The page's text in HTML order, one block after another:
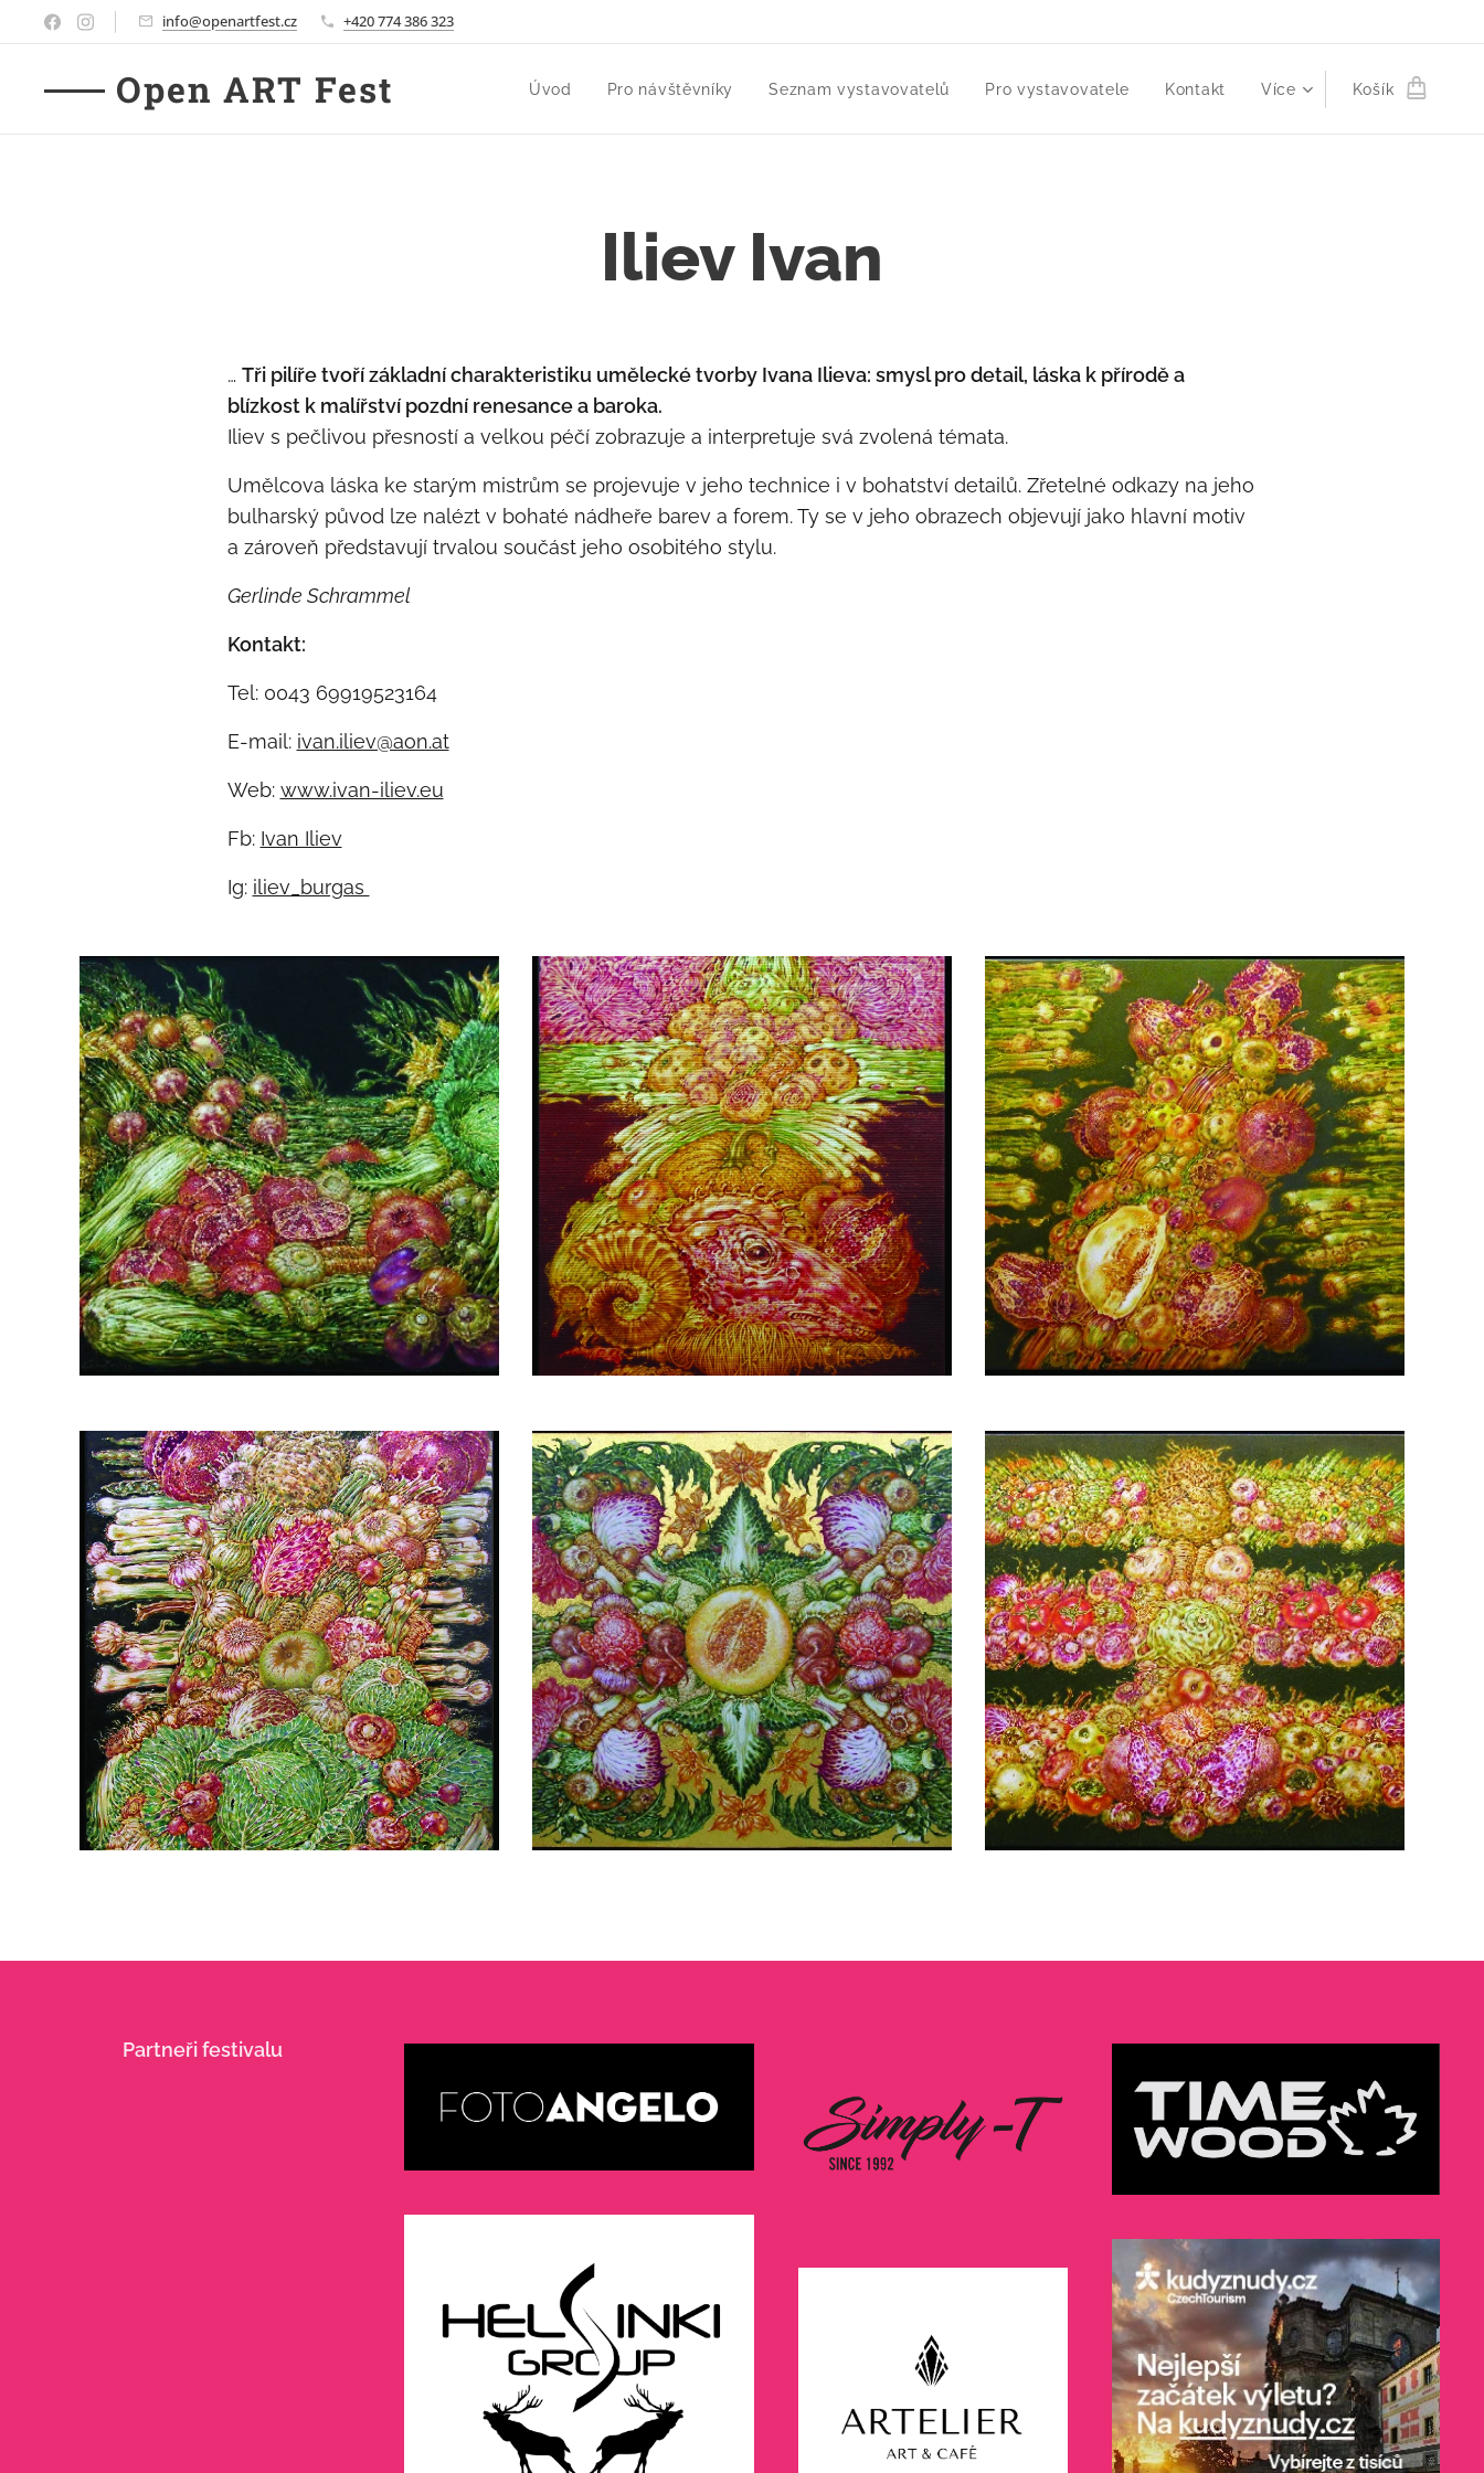
info@openartfest.cz +420 774 386 323
Open ART Fest Úvod Pro návštěvníky Seznam vystavovatelů Pro vystavovatele Kontakt Více Košík
Iliev Ivan
… Tři pilíře tvoří základní charakteristiku umělecké tvorby Ivana Ilieva: smysl pro detail, láska k přírodě a
blízkost k malířství pozdní renesance a baroka.
Iliev s pečlivou přesností a velkou péčí zobrazuje a interpretuje svá zvolená témata.
Umělcova láska ke starým mistrům se projevuje v jeho technice i v bohatství detailů. Zřetelné odkazy na jeho
bulharský původ lze nalézt v bohaté nádheře barev a forem. Ty se v jeho obrazech objevují jako hlavní motiv
a zároveň představují trvalou součást jeho osobitého stylu.
Gerlinde Schrammel
Kontakt:
Tel: 0043 69919523164
E-mail: ivan.iliev@aon.at
Web: www.ivan-iliev.eu
Fb: Ivan Iliev
Ig: iliev_burgas
Partneři festivalu